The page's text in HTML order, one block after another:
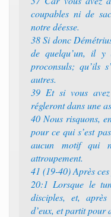
coupables ni de
notre déesse.
38 Si donc
de quelqu’un, il y
proconsuls; qu’ils
autres.
39 Et si vous
régleront dans une
40 Nous risquons,
pour ce qui s’est
aucun motif qui
attroupement.
41 (19-40) Après
20:1 Lorsque le
disciples, et,
d’eux, et partit pour